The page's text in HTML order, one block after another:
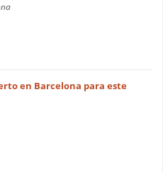
en Barcelona para este